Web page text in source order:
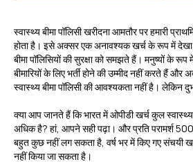
स्वास्थ्य बीमा पॉलिसी खरीदना आमतौर पर हमारी
होता है। इसे अक्सर एक अनावश्यक खर्च के रूप में देखा
बीमा पॉलिसियों की सुरक्षा को समझते हैं। मनुष्यों के
बीमारियों के लिए भर्ती होने की उम्मीद नहीं करते हैं
स्वास्थ्य बीमा पॉलिसी की आवश्यकता नहीं है। लेकिन
क्या आप जानते हैं कि भारत में ओपीडी खर्च कुल
अधिक है? हां, आपने सही पढ़ा। और प्रति परामर्श
बहुत कुछ नहीं लग सकता है, वर्ष भर में किए गए संचयी
नहीं किया जा सकता है।